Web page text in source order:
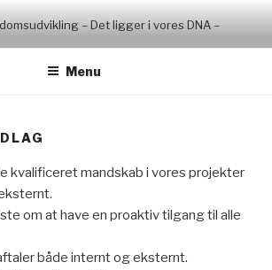
– Det ligger i vores DNA –
Menu
kvalificeret mandskab i vores projekter
om at have en proaktiv tilgang til alle
både internt og eksternt.